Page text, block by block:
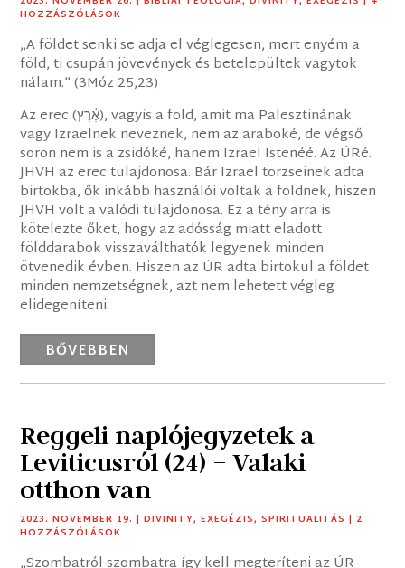
HOZZÁSZÓLÁSOK
„A földet senki se adja el véglegesen, mert enyém a
föld, ti csupán jövevények és betelepültek vagytok
nálam.” (3Móz 25,23)
Az erec (אֶ֫רֶץ), vagyis a föld, amit ma Palesztinának
vagy Izraelnek neveznek, nem az araboké, de végső
soron nem is a zsidóké, hanem Izrael Istenéé. Az ÚRé.
JHVH az erec tulajdonosa. Bár Izrael törzseinek adta
birtokba, ők inkább használói voltak a földnek, hiszen
JHVH volt a valódi tulajdonosa. Ez a tény arra is
kötelezte őket, hogy az adósság miatt eladott
földdarabok visszaválthatók legyenek minden
ötvenedik évben. Hiszen az ÚR adta birtokul a földet
minden nemzetségnek, azt nem lehetett végleg
elidegeníteni.
BŐVEBBEN
Reggeli naplójegyzetek a
Leviticusról (24) – Valaki
otthon van
2023. NOVEMBER 19. |DIVINITY,EXEGÉZIS,SPIRITUALITÁS | 2
HOZZÁSZÓLÁSOK